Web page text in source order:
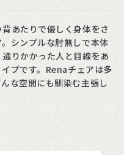
あたりで優しく身体をさ
シンプルな肘無しで本体
りかかった人と目線をあ
プです。Renaチェアは多
な空間にも馴染む主張し